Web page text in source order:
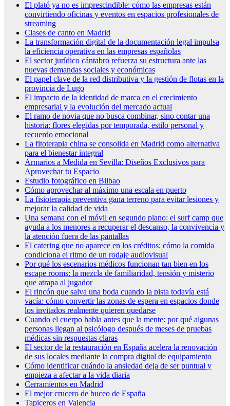
El plató ya no es imprescindible: cómo las empresas están
convirtiendo oficinas y eventos en espacios profesionales de
streaming
Clases de canto en Madrid
La transformación digital de la documentación legal impulsa
la eficiencia operativa en las empresas españolas
El sector jurídico cántabro refuerza su estructura ante las
nuevas demandas sociales y económicas
El papel clave de la red distributiva y la gestión de flotas en la
provincia de Lugo
El impacto de la identidad de marca en el crecimiento
empresarial y la evolución del mercado actual
El ramo de novia que no busca combinar, sino contar una
historia: flores elegidas por temporada, estilo personal y
recuerdo emocional
La fitoterapia china se consolida en Madrid como alternativa
para el bienestar integral
Armarios a Medida en Sevilla: Diseños Exclusivos para
Aprovechar tu Espacio
Estudio fotográfico en Bilbao
Cómo aprovechar al máximo una escala en puerto
La fisioterapia preventiva gana terreno para evitar lesiones y
mejorar la calidad de vida
Una semana con el móvil en segundo plano: el surf camp que
ayuda a los menores a recuperar el descanso, la convivencia y
la atención fuera de las pantallas
El catering que no aparece en los créditos: cómo la comida
condiciona el ritmo de un rodaje audiovisual
Por qué los escenarios médicos funcionan tan bien en los
escape rooms: la mezcla de familiaridad, tensión y misterio
que atrapa al jugador
El rincón que salva una boda cuando la pista todavía está
vacía: cómo convertir las zonas de espera en espacios donde
los invitados realmente quieren quedarse
Cuando el cuerpo habla antes que la mente: por qué algunas
personas llegan al psicólogo después de meses de pruebas
médicas sin respuestas claras
El sector de la restauración en España acelera la renovación
de sus locales mediante la compra digital de equipamiento
Cómo identificar cuándo la ansiedad deja de ser puntual y
empieza a afectar a la vida diaria
Cerramientos en Madrid
El mejor crucero de buceo de España
Tapiceros en Valencia